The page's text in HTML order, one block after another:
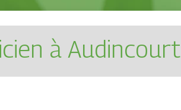
à Audincourt